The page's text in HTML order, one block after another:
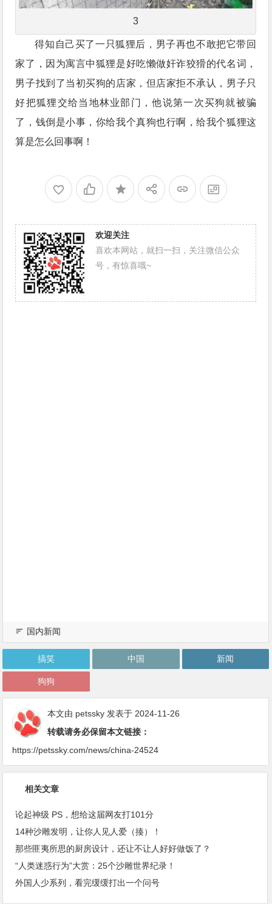
3
得知自己买了一只狐狸后，男子再也不敢把它带回
家了，因为寓言中狐狸是好吃懒做奸诈狡猾的代名词，
男子找到了当初买狗的店家，但店家拒不承认，男子只
好把狐狸交给当地林业部门，他说第一次买狗就被骗
了，钱倒是小事，你给我个真狗也行啊，给我个狐狸这
算是怎么回事啊！
欢迎关注
喜欢本网站，就扫一扫，关注微信公众
号，有惊喜哦~
国内新闻
搞笑 中国 新闻
狗狗
本文由 petssky 发表于 2024-11-26
转载请务必保留本文链接：
https://petssky.com/news/china-24524
相关文章
论起神级 PS，想给这届网友打101分
14种沙雕发明，让你人见人爱（揍）！
那些匪夷所思的厨房设计，还让不让人好好做饭了？
“人类迷惑行为”大赏：25个沙雕世界纪录！
外国人少系列，看完缓缓打出一个问号